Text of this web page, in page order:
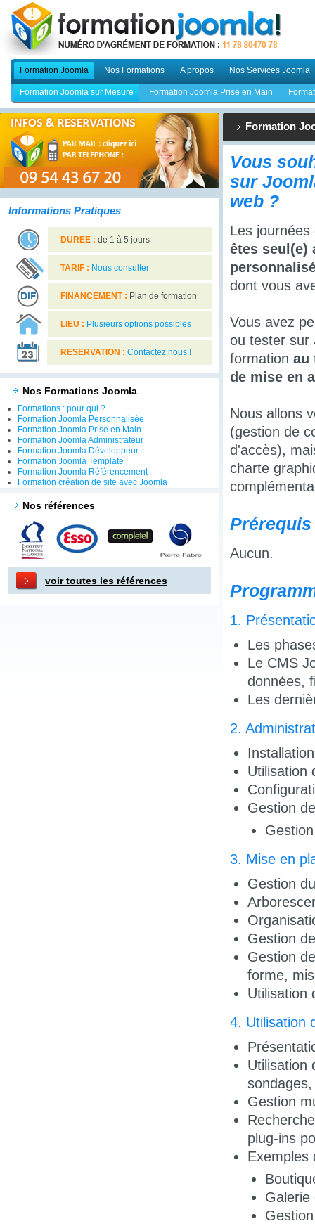
Formation Joomla
Formation Joomla sur Mesure Formation Joomla Prise en Main
Nos Formations A propos Nos Services Joomla
Informations Pratiques
DUREE : de 1 à 5 jours
TARIF : Nous consulter
FINANCEMENT : Plan de formation
LIEU : Plusieurs options possibles
RESERVATION : Contactez nous !
Nos Formations Joomla
Formations : pour qui ?
Formation Joomla Personnalisée
Formation Joomla Prise en Main
Formation Joomla Administrateur
Formation Joomla Développeur
Formation Joomla Template
Formation Joomla Référencement
Formation création de site avec Joomla
Nos références
voir toutes les références
Formation
Vous
sur
web ?
Les
êtes seul(e)
dont vous
Vous avez
ou tester sur
formation au
de mise en
Nous allons
(gestion de
d'accès),
charte
Prérequis
Aucun.
1.
Les
Le CMS
données,
Les
2.
Utilisation
Gestion
3. Mise en
Gestion
Gestion
Gestion
forme,
Utilisation
4. Utilisation
Utilisation
Gestion
plug-ins
Exemples
Galerie